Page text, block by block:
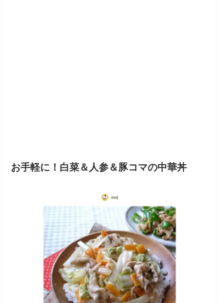
お手軽に！白菜＆人参＆豚コマの中華丼